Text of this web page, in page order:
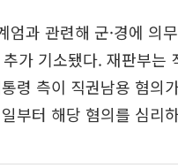
과 관련해 군·경에 의
가 기소됐다. 재판부는
령 측이 직권남용 혐의
부터 해당 혐의를 심리